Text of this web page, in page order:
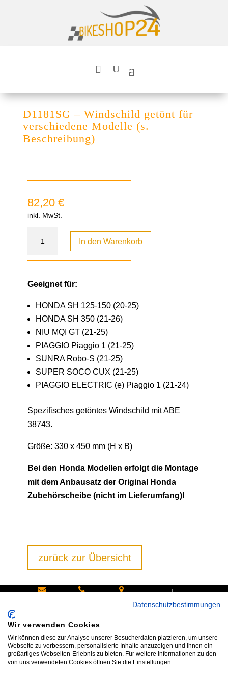
D1181SG – Windschild getönt für
verschiedene Modelle (s.
Beschreibung)
82,20 €
inkl. MwSt.
In den Warenkorb
Geeignet für:
HONDA SH 125-150 (20-25)
HONDA SH 350 (21-26)
NIU MQI GT (21-25)
PIAGGIO Piaggio 1 (21-25)
SUNRA Robo-S (21-25)
SUPER SOCO CUX (21-25)
PIAGGIO ELECTRIC (e) Piaggio 1 (21-24)
Spezifisches getöntes Windschild mit ABE
38743.
Größe: 330 x 450 mm (H x B)
Bei den Honda Modellen erfolgt die Montage
mit dem Anbausatz der Original Honda
Zubehörscheibe (nicht im Lieferumfang)!
zurück zur Übersicht
info@bike
shop24.n
et
an:
Tel.+49
172 40 59
85540
Haar bei
|
Datenschutzbestimmungen
Wir verwenden Cookies
Wir können diese zur Analyse unserer Besucherdaten platzieren, um unsere
Webseite zu verbessern, personalisierte Inhalte anzuzeigen und Ihnen ein
großartiges Webseiten-Erlebnis zu bieten. Für weitere Informationen zu den
von uns verwendeten Cookies öffnen Sie die Einstellungen.